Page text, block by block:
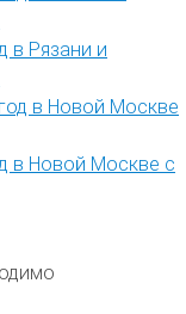
в Рязани и
в Новой Москве с